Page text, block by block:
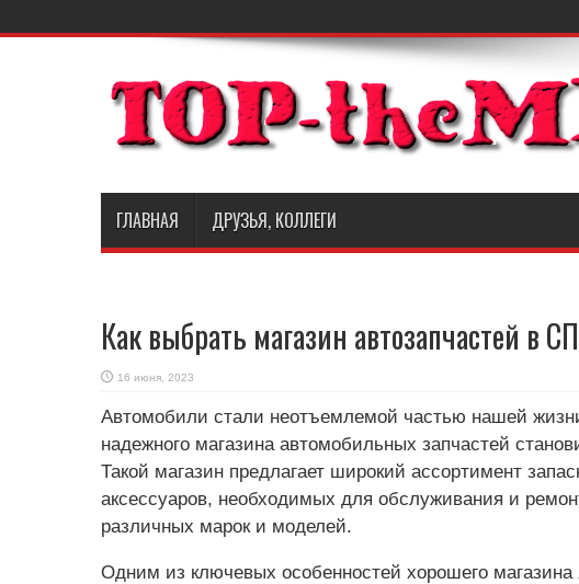
ГЛАВНАЯ ДРУЗЬЯ, КОЛЛЕГИ
Как выбрать магазин автозапчастей в
16 июня, 2023
Автомобили стали неотъемлемой частью нашей
надежного магазина автомобильных запчастей
Такой магазин предлагает широкий ассортимент
аксессуаров, необходимых для обслуживания и
различных марок и моделей.
Одним из ключевых особенностей хорошего магазина